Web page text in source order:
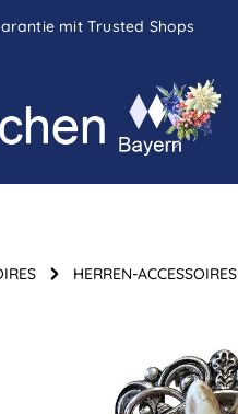
springenspringen
mit Trusted Shops
HERREN-ACCESSOIRES